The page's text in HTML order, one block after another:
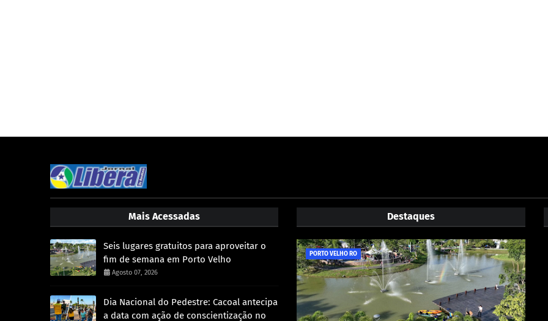
Mais Acessadas
Seis lugares gratuitos para aproveitar o
fim de semana em Porto Velho
Agosto 07, 2026
Dia Nacional do Pedestre: Cacoal antecipa
a data com ação de conscientização no
Destaques
PORTO VELHO RO